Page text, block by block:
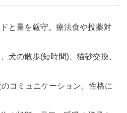
と量を厳守。療法食や投薬対
犬の散歩(短時間)、猫砂交換、
コミュニケーション。性格に